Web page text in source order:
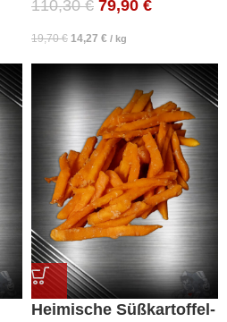
110,30€ 79,90 €
19,70€ 14,27 € / kg
Heimische Süßkartoffel-